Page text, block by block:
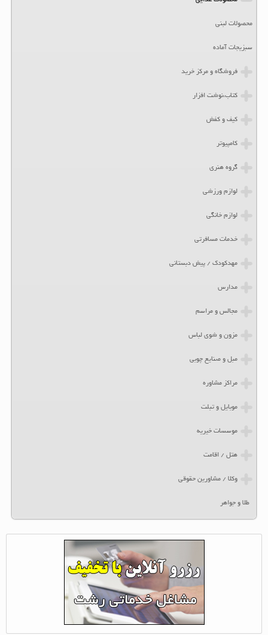
محصولات لبنی
سبزیجات آماده
فروشگاه و مرکز خرید
کتاب،نوشت افزار
کیف و کفش
کامپیوتر
گروه هنری
لوازم ورزشی
لوازم خانگی
خدمات مسافرتی
مهدکودک / پیش دبستانی
مدارس
مجالس و مراسم
مزون و شوی لباس
مبل و صنایع چوبی
مراکز مشاوره
موبایل و تبلت
موسسات خیریه
هتل / اقامت
وکلا / مشاورین حقوقی
طلا و جواهر